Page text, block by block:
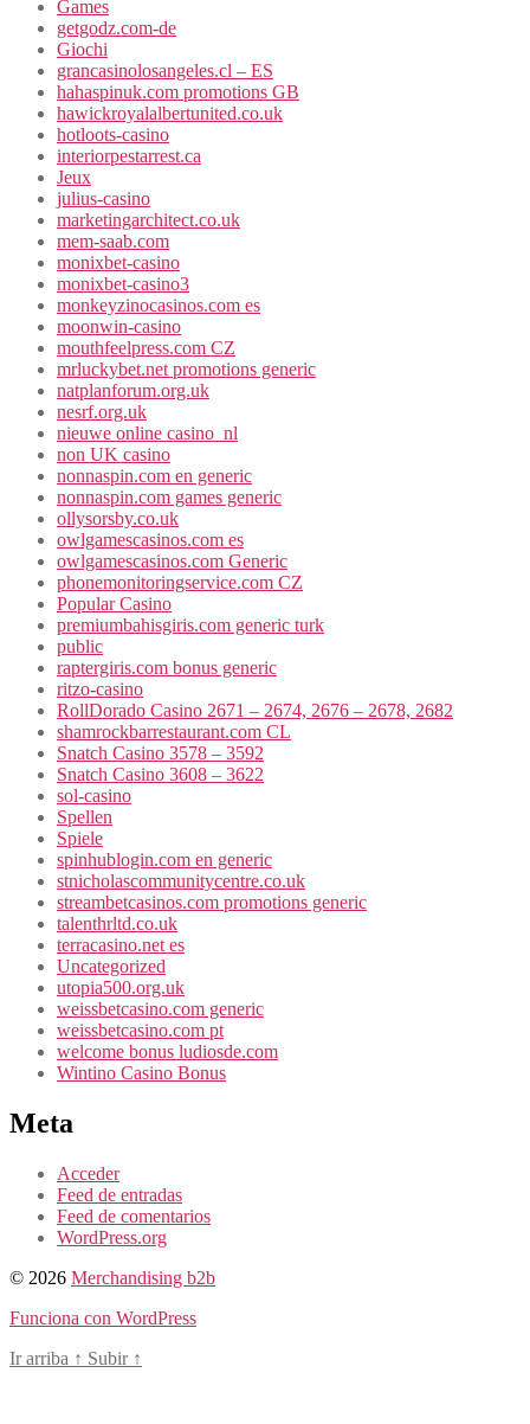
Games
getgodz.com-de
Giochi
grancasinolosangeles.cl – ES
hahaspinuk.com promotions GB
hawickroyalalbertunited.co.uk
hotloots-casino
interiorpestarrest.ca
Jeux
julius-casino
marketingarchitect.co.uk
mem-saab.com
monixbet-casino
monixbet-casino3
monkeyzinocasinos.com es
moonwin-casino
mouthfeelpress.com CZ
mrluckybet.net promotions generic
natplanforum.org.uk
nesrf.org.uk
nieuwe online casino_nl
non UK casino
nonnaspin.com en generic
nonnaspin.com games generic
ollysorsby.co.uk
owlgamescasinos.com es
owlgamescasinos.com Generic
phonemonitoringservice.com CZ
Popular Casino
premiumbahisgiris.com generic turk
public
raptergiris.com bonus generic
ritzo-casino
RollDorado Casino 2671 – 2674, 2676 – 2678, 2682
shamrockbarrestaurant.com CL
Snatch Casino 3578 – 3592
Snatch Casino 3608 – 3622
sol-casino
Spellen
Spiele
spinhublogin.com en generic
stnicholascommunitycentre.co.uk
streambetcasinos.com promotions generic
talenthrltd.co.uk
terracasino.net es
Uncategorized
utopia500.org.uk
weissbetcasino.com generic
weissbetcasino.com pt
welcome bonus ludiosde.com
Wintino Casino Bonus
Meta
Acceder
Feed de entradas
Feed de comentarios
WordPress.org
© 2026 Merchandising b2b
Funciona con WordPress
Ir arriba ↑ Subir ↑